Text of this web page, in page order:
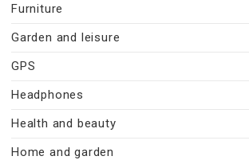
Furniture
Garden and leisure
GPS
Headphones
Health and beauty
Home and garden